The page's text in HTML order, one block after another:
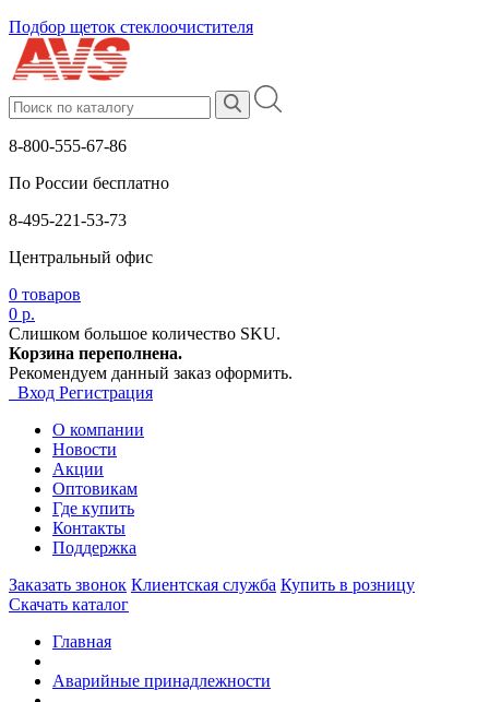
Подбор щеток стеклоочистителя
8-800-555-67-86
По России бесплатно
8-495-221-53-73
Центральный офис
0 товаров
0 р.
Слишком большое количество SKU.
Корзина переполнена.
Рекомендуем данный заказ оформить.
Вход Регистрация
О компании
Новости
Акции
Оптовикам
Где купить
Контакты
Поддержка
Заказать звонок Клиентская служба Купить в розницу
Скачать каталог
Главная
Аварийные принадлежности